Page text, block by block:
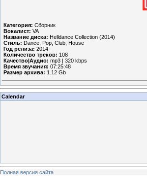
Категория: Сборник
Вокалист: VA
Название диска: Helldance Collection (2014)
Стиль: Dance, Pop, Club, House
Год релиза: 2014
Количество треков: 108
Качество|Аудио: mp3 | 320 kbps
Время звучания: 07:25:48
Размер архива: 1.12 Gb
Calendar
Полная версия сайта